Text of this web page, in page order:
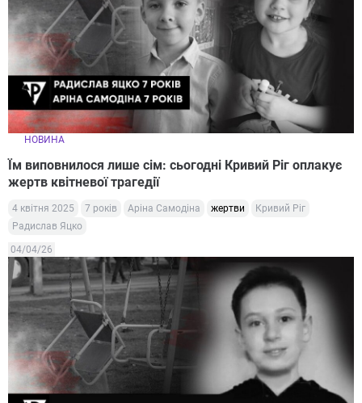
НОВИНА
Їм виповнилося лише сім: сьогодні Кривий Ріг оплакує
жертв квітневої трагедії
4 квітня 2025 7 років Аріна Самодіна жертви
Кривий Ріг
Радислав Яцко
04/04/26